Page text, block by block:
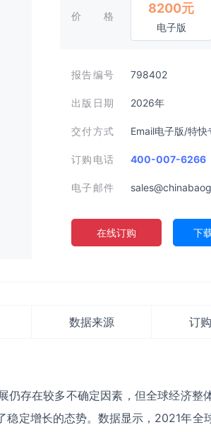
价格
8200元
电子版
报告编号 798402
出版日期 2026年
交付方式 Email电子版/特快
订购电话 400-007-6266
电子邮件
在线订购 下
数据来源 订
仍存在较多不确定因素，但全球经济整
稳定增长的态势。数据显示，2021年全